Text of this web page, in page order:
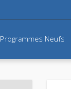
Programmes Neufs